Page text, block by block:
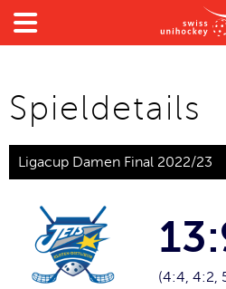

Spieldetails
Ligacup Damen Final 2022/23
(4:4, 4:2,